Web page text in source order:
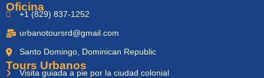
Oficina
+1 (829) 837-1252
urbanotoursrd@gmail.com
Santo Domingo, Dominican Republic
Tours Urbanos
Visita guiada a pie por la ciudad colonial